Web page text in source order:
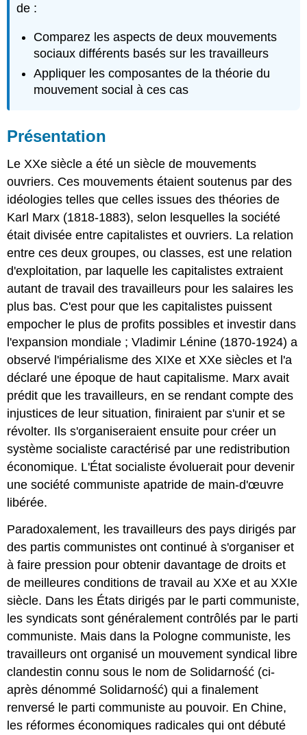
Pologne
de
la
main-
d'œuvre
Analyse
comparative
de :
Comparez les aspects de deux mouvements
sociaux différents basés sur les travailleurs
Appliquer les composantes de la théorie du
mouvement social à ces cas
Présentation
Le XXe siècle a été un siècle de mouvements
ouvriers. Ces mouvements étaient soutenus par des
idéologies telles que celles issues des théories de
Karl Marx (1818-1883), selon lesquelles la société
était divisée entre capitalistes et ouvriers. La relation
entre ces deux groupes, ou classes, est une relation
d'exploitation, par laquelle les capitalistes extraient
autant de travail des travailleurs pour les salaires les
plus bas. C'est pour que les capitalistes puissent
empocher le plus de profits possibles et investir dans
l'expansion mondiale ; Vladimir Lénine (1870-1924) a
observé l'impérialisme des XIXe et XXe siècles et l'a
déclaré une époque de haut capitalisme. Marx avait
prédit que les travailleurs, en se rendant compte des
injustices de leur situation, finiraient par s'unir et se
révolter. Ils s'organiseraient ensuite pour créer un
système socialiste caractérisé par une redistribution
économique. L'État socialiste évoluerait pour devenir
une société communiste apatride de main-d'œuvre
libérée.
Paradoxalement, les travailleurs des pays dirigés par
des partis communistes ont continué à s'organiser et
à faire pression pour obtenir davantage de droits et
de meilleures conditions de travail au XXe et au XXIe
siècle. Dans les États dirigés par le parti communiste,
les syndicats sont généralement contrôlés par le parti
communiste. Mais dans la Pologne communiste, les
travailleurs ont organisé un mouvement syndical libre
clandestin connu sous le nom de Solidarność (ci-
après dénommé Solidarność) qui a finalement
renversé le parti communiste au pouvoir. En Chine,
les réformes économiques radicales qui ont débuté